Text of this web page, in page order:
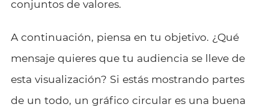
conjuntos de valores.
A continuación, piensa en tu objetivo. ¿Qué
mensaje quieres que tu audiencia se lleve de
esta visualización? Si estás mostrando partes
de un todo, un gráfico circular es una buena